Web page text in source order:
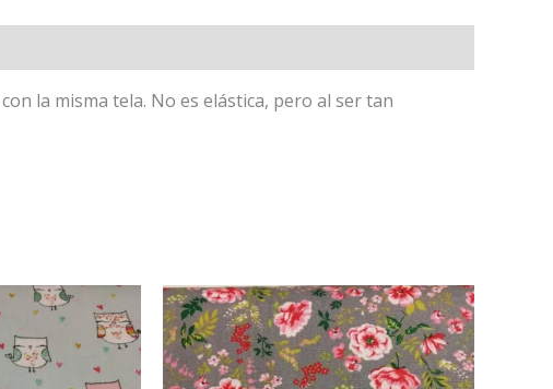
la misma tela. No es elástica, pero al ser tan